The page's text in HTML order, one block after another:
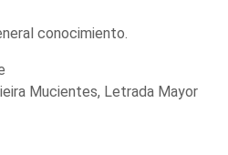
conocimiento.
Mucientes, Letrada Mayor